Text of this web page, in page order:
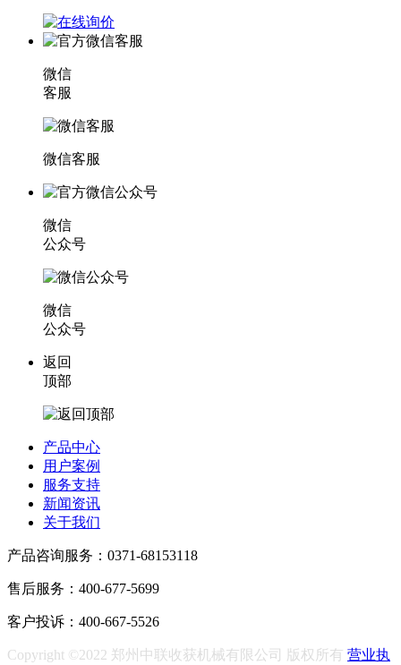
微信
客服
微信客服
微信
公众号
微信
公众号
返回
顶部
产品中心
用户案例
服务支持
新闻资讯
关于我们
产品咨询服务：0371-68153118
售后服务：400-677-5699
客户投诉：400-667-5526
Copyright ©2022 郑州中联收获机械有限公司 版权所有 营业执